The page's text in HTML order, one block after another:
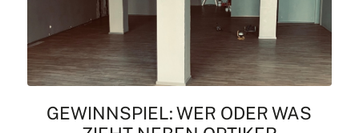
GEWINNSPIEL: WER ODER WAS